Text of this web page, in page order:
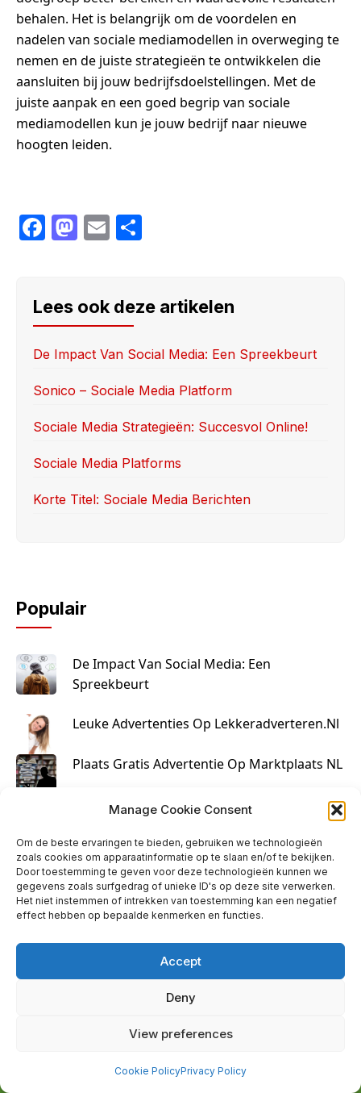
Manage Cookie Consent
Om de beste ervaringen te bieden, gebruiken we technologieën
zoals cookies om apparaatinformatie op te slaan en/of te bekijken.
Door toestemming te geven voor deze technologieën kunnen we
gegevens zoals surfgedrag of unieke ID's op deze site verwerken.
Het niet instemmen of intrekken van toestemming kan een negatief
effect hebben op bepaalde kenmerken en functies.
Accept
Deny
View preferences
Cookie PolicyPrivacy Policy
behalen. Het is belangrijk om de voordelen en
nadelen van sociale mediamodellen in overweging te
nemen en de juiste strategieën te ontwikkelen die
aansluiten bij jouw bedrijfsdoelstellingen. Met de
juiste aanpak en een goed begrip van sociale
mediamodellen kun je jouw bedrijf naar nieuwe
hoogten leiden.
F
e
b
o
o
M
o
d
o
n
E
e
Lees ook deze artikelen
De Impact Van Social Media: Een Spreekbeurt
Sonico – Sociale Media Platform
Sociale Media Strategieën: Succesvol Online!
Sociale Media Platforms
Korte Titel: Sociale Media Berichten
Populair
De Impact Van Social Media: Een
Spreekbeurt
Leuke Advertenties Op Lekkeradverteren.nl
Plaats Gratis Advertentie Op Marktplaats NL
Kruisbestuiving Voor Succesvolle Marketing
Contact